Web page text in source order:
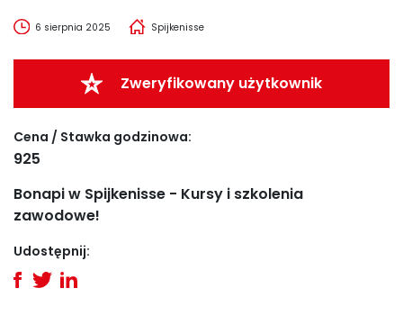
6 sierpnia 2025 Spijkenisse
Zweryfikowany użytkownik
Cena / Stawka godzinowa:
925
Bonapi w Spijkenisse - Kursy i szkolenia
zawodowe!
Udostępnij: